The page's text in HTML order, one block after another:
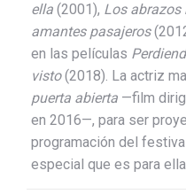
ella (2001), Los abrazos
amantes pasajeros
en las películas
visto(2018). La actriz
puerta abierta —film
en 2016—, para ser
programación del
especial que es para